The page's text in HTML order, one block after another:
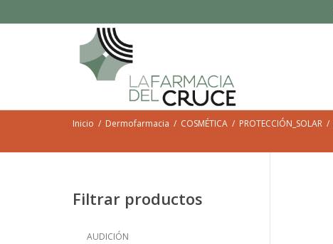
Inicio Dermofarmacia COSMÉTICA PROTECCIÓN_SOLAR
Filtrar productos
AUDICIÓN